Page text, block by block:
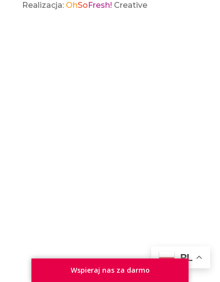
Realizacja: OhSoFresh! Creative
PL
Wspieraj nas za darmo